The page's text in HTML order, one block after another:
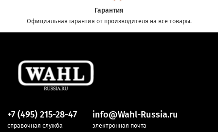
Гарантия
Официальная гарантия от производителя на все товары.
+7 (495) 215-28-47
справочная служба
info@Wahl-Russia.ru
электронная почта